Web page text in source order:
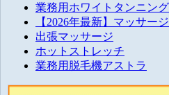
業務用ホワイトタンニング
【2026年最新】マッサー
出張マッサージ
ホットストレッチ
業務用脱毛機アストラ